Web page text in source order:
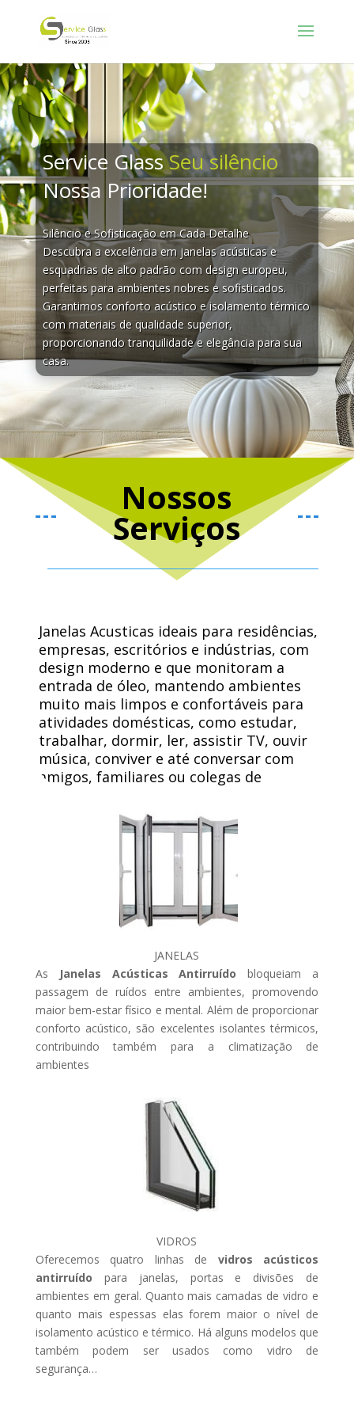
Service GlassSeu silêncio
Nossa Prioridade!
Silêncio e Sofisticação em Cada Detalhe
Descubra a excelência em janelas acústicas e
esquadrias de alto padrão com design europeu,
perfeitas para ambientes nobres e sofisticados.
Garantimos conforto acústico e isolamento térmico
com materiais de qualidade superior,
proporcionando tranquilidade e elegância para sua
casa.
Nossos
Serviços
Janelas Acusticas ideais para residências,
empresas, escritórios e indústrias, com
design moderno e que monitoram a
entrada de óleo, mantendo ambientes
muito mais limpos e confortáveis ​​para
atividades domésticas, como estudar,
trabalhar, dormir, ler, assistir TV, ouvir
música, conviver e até conversar com
amigos, familiares ou colegas de
JANELAS
As
Janelas Acústicas Antirruído
bloqueiam a
passagem de ruídos entre ambientes, promovendo
maior bem-estar físico e mental. Além de proporcionar
conforto acústico, são excelentes isolantes térmicos,
contribuindo também para a climatização de
ambientes
VIDROS
Oferecemos quatro linhas de
vidros acústicos
antirruído
para janelas, portas e divisões de
ambientes em geral. Quanto mais camadas de vidro e
quanto mais espessas elas forem maior o nível de
isolamento acústico e térmico. Há alguns modelos que
também podem ser usados como vidro de
segurança…